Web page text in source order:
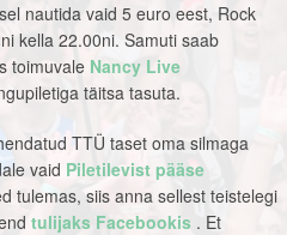
nautida vaid 5 euro eest, Rock
kella 22.00ni. Samuti saab
toimuvale Nancy Live
täitsa tasuta.
TTÜ taset oma silmaga
vaid Piletilevist pääse
tulemas, siis anna sellest teistelegi
tulijaks Facebookis . Et